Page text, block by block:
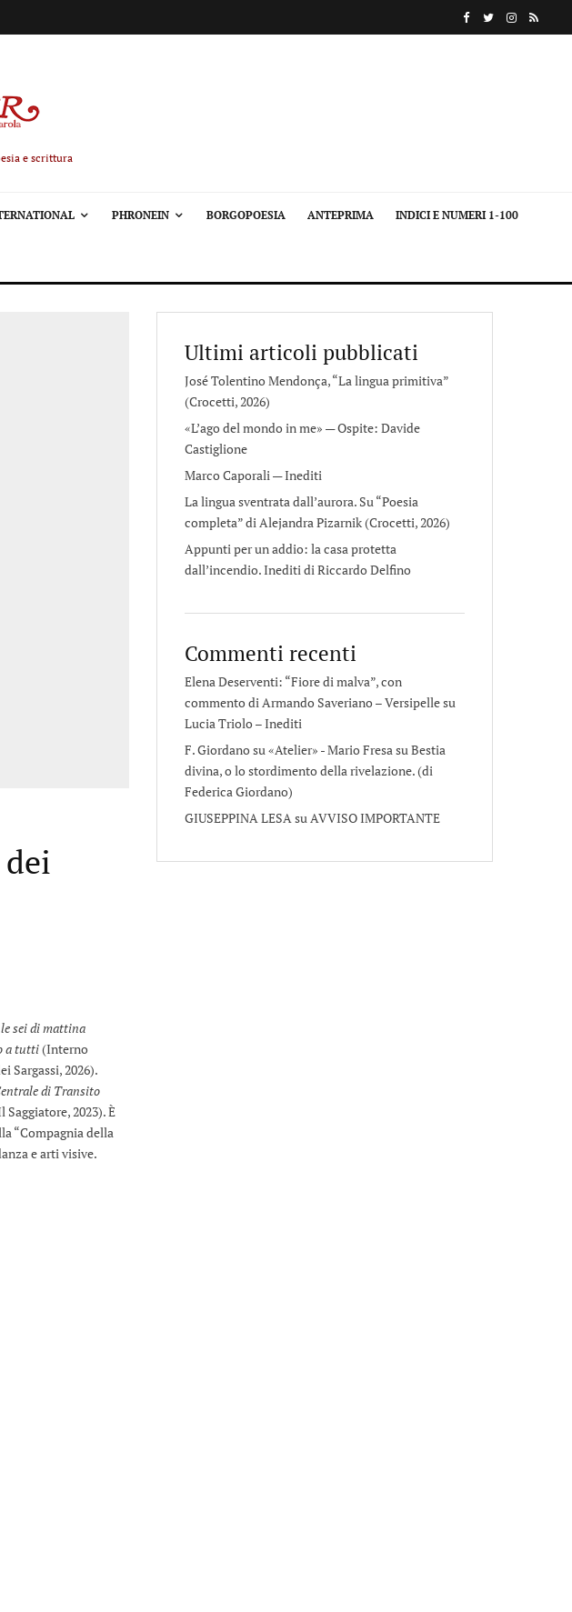
e scrittura
PHRONEIN BORGOPOESIA ANTEPRIMA INDICI E NUMERI 1-100
sei di mattina
a tutti(Interno
Sargassi, 2026).
di Transito
Saggiatore, 2023). È
“Compagnia della
e arti visive.
Ultimi articoli pubblicati
José Tolentino Mendonça, “La lingua primitiva”
(Crocetti, 2026)
«L’ago del mondo in me» — Ospite: Davide
Castiglione
Marco Caporali — Inediti
La lingua sventrata dall’aurora. Su “Poesia
completa” di Alejandra Pizarnik (Crocetti, 2026)
Appunti per un addio: la casa protetta
dall’incendio. Inediti di Riccardo Delfino
Commenti recenti
Elena Deserventi: “Fiore di malva”, con
commento di Armando Saveriano – Versipellesu
Lucia Triolo – Inediti
F. Giordano su «Atelier» - Mario FresasuBestia
divina, o lo stordimento della rivelazione. (di
Federica Giordano)
GIUSEPPINA LESAsuAVVISO IMPORTANTE